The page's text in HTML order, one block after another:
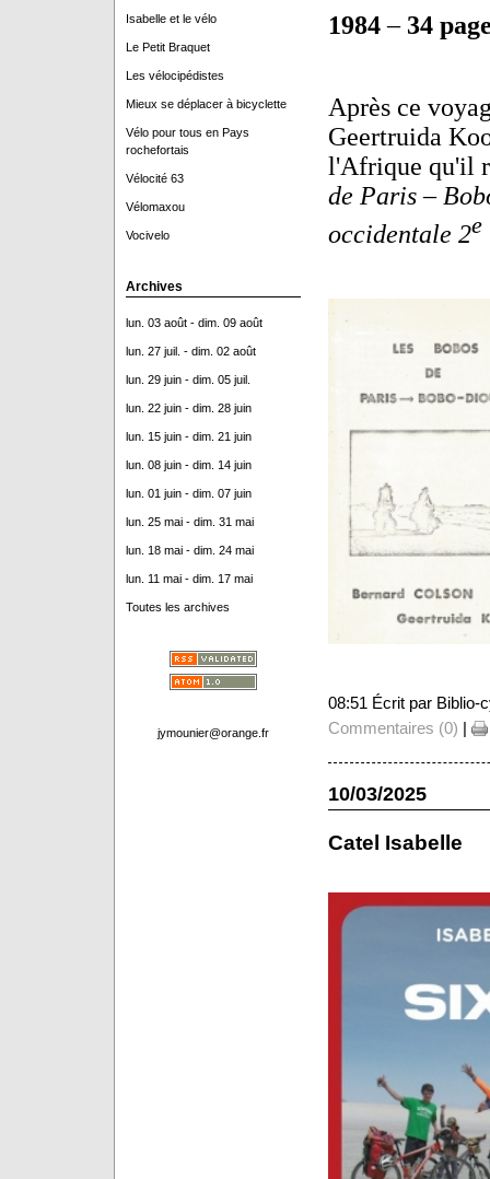
Isabelle et le vélo
Le Petit Braquet
Les vélocipédistes
Mieux se déplacer à bicyclette
Vélo pour tous en Pays
rochefortais
Vélocité 63
Vélomaxou
Vocivelo
Archives
lun. 03 août - dim. 09 août
lun. 27 juil. - dim. 02 août
lun. 29 juin - dim. 05 juil.
lun. 22 juin - dim. 28 juin
lun. 15 juin - dim. 21 juin
lun. 08 juin - dim. 14 juin
lun. 01 juin - dim. 07 juin
lun. 25 mai - dim. 31 mai
lun. 18 mai - dim. 24 mai
lun. 11 mai - dim. 17 mai
Toutes les archives
jymounier@orange.fr
1984– 34
Après ce
Geertruida
l'Afrique qu'il
de Paris –
occidentale 2e
08:51 Écrit par Biblio-
Commentaires (0) |
10/03/2025
Catel Isabelle